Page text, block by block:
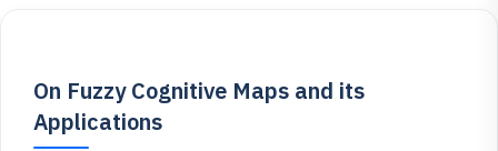
On Fuzzy Cognitive Maps and its
Applications